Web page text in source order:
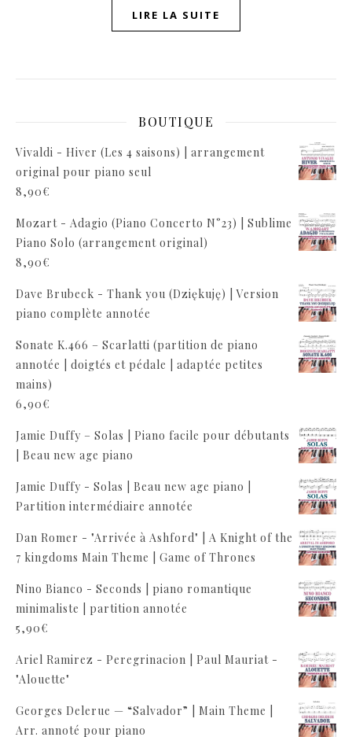
LIRE LA SUITE
BOUTIQUE
Vivaldi - Hiver (Les 4 saisons) | arrangement
original pour piano seul
8,90€
Mozart - Adagio (Piano Concerto N°23) | Sublime
Piano Solo (arrangement original)
8,90€
Dave Brubeck - Thank you (Dziękuję) | Version
piano complète annotée
Sonate K.466 – Scarlatti (partition de piano
annotée | doigtés et pédale | adaptée petites
mains)
6,90€
Jamie Duffy – Solas | Piano facile pour débutants
| Beau new age piano
Jamie Duffy - Solas | Beau new age piano |
Partition intermédiaire annotée
Dan Romer - "Arrivée à Ashford" | A Knight of the
7 kingdoms Main Theme | Game of Thrones
Nino Bianco - Seconds | piano romantique
minimaliste | partition annotée
5,90€
Ariel Ramirez - Peregrinacion | Paul Mauriat -
"Alouette"
Georges Delerue — “Salvador” | Main Theme |
Arr. annoté pour piano